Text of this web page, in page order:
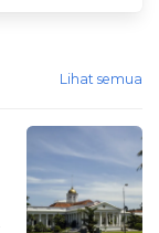
Lihat semua